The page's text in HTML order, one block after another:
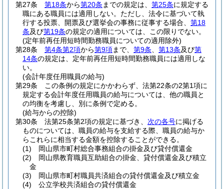
第27条
第18条から第20条 までの規定は、 第25条に規定する
職にある職員には適用しない。 ただし、法令に基づいて執
行する投票、開票及び選挙会の事務に従事する場合、 第18
条及び第19条の規定の適用については、この限りでない。
(定年前再任用短時間勤務職員についての適用除外)
第28条
第4条第2項から第9項まで、 第9条 第13条及び第
14条の規定は、定年前再任用短時間勤務職員には適用しな
い。
(会計年度任用職員の給与)
第29条
この条例の規定にかかわらず、法第22条の2第1項に
規定する会計年度任用職員の給与については、他の職員と
の均衡を考慮し、別に条例で定める。
(給与からの控除)
第30条
法第25条第2項の規定に基づき、 次の各号に掲げる
ものについては、職員の給与を支給する際、職員の給与か
らこれらに相当する金額を控除することができる。
(1)
岡山県市町村総合事務組合の掛金及び貸付償還金
(2)
岡山県教育職員互助組合の掛金、貸付償還金及び積立
金
(3)
岡山県市町村職員共済組合の貸付償還金及び積立金
(4)
公立学校共済組合の貸付償還金